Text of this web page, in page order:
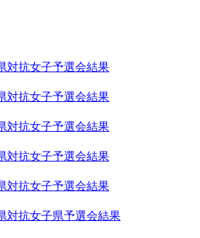
対抗女子予選会結果
対抗女子予選会結果
対抗女子予選会結果
対抗女子予選会結果
対抗女子予選会結果
対抗女子県予選会結果